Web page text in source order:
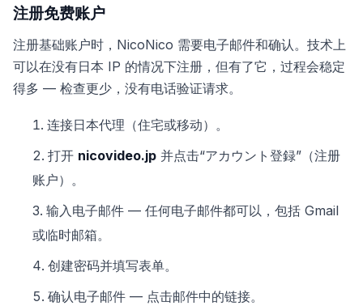
注册免费账户
注册基础账户时，NicoNico 需要电子邮件和确认。技术上
可以在没有日本 IP 的情况下注册，但有了它，过程会稳定
得多 — 检查更少，没有电话验证请求。
连接日本代理（住宅或移动）。
打开 nicovideo.jp 并点击“アカウント登録”（注册
账户）。
输入电子邮件 — 任何电子邮件都可以，包括 Gmail
或临时邮箱。
创建密码并填写表单。
确认电子邮件 — 点击邮件中的链接。